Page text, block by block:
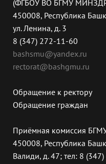
(ФГБОУ ВО БГМУ
450008, Республика
ул. Ленина, д. 3
8 (347) 272-11-60
bashsmu@yandex.ru
rectorat@bashgmu.ru
Обращение к ректору
Обращение граждан
Приёмная комиссия
450008, Республика
Валиди, д. 47; тел: 8